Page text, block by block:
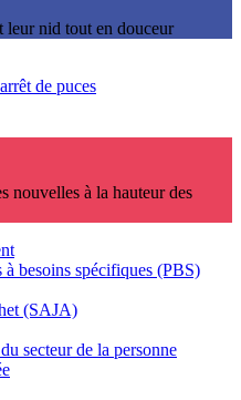
leur nid tout en douceur
de puces
nouvelles à la hauteur des
à besoins spécifiques (PBS)
(SAJA)
secteur de la personne